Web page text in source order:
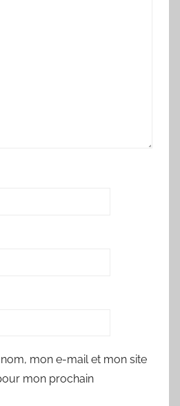
mon e-mail et mon site
mon prochain